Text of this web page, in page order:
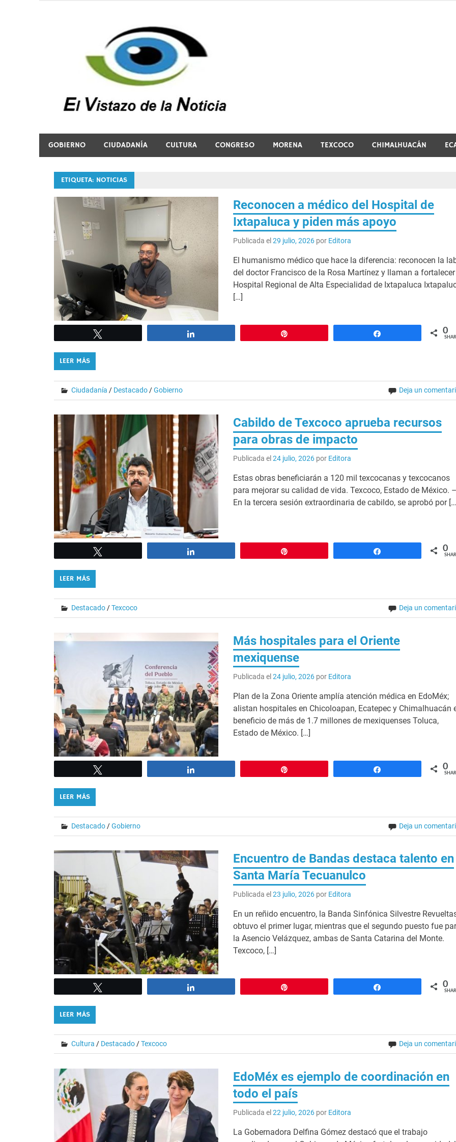
GOBIERNO CIUDADANÍA CULTURA CONGRESO MORENA TEXCOCO CHIMALHUACÁN
ETIQUETA: NOTICIAS
Reconocen a médico del Hospital de
Ixtapaluca y piden más apoyo
Publicada el29 julio, 2026 por Editora
El humanismo médico que hace la diferencia: reconocen la
del doctor Francisco de la Rosa Martínez y llaman a fortalecer
Hospital Regional de Alta Especialidad de Ixtapaluca
[…]
0
LEER MÁS
Ciudadanía / Destacado/Gobierno Deja un
Cabildo de Texcoco aprueba recursos
para obras de impacto
Publicada el24 julio, 2026 por Editora
Estas obras beneficiarán a 120 mil texcocanas y texcocanos
para mejorar su calidad de vida. Texcoco, Estado de México. –
En la tercera sesión extraordinaria de cabildo, se aprobó por
0
LEER MÁS
Destacado/Texcoco Deja un
Más hospitales para el Oriente
mexiquense
Publicada el24 julio, 2026 por Editora
Plan de la Zona Oriente amplía atención médica en EdoMéx;
alistan hospitales en Chicoloapan, Ecatepec y Chimalhuacán
beneficio de más de 1.7 millones de mexiquenses Toluca,
Estado de México. […]
0
LEER MÁS
Destacado/Gobierno Deja un
Encuentro de Bandas destaca talento en
Santa María Tecuanulco
Publicada el23 julio, 2026 por Editora
En un reñido encuentro, la Banda Sinfónica Silvestre
obtuvo el primer lugar, mientras que el segundo puesto fue
la Asencio Velázquez, ambas de Santa Catarina del Monte.
Texcoco, […]
0
LEER MÁS
Cultura / Destacado/Texcoco Deja un
EdoMéx es ejemplo de coordinación en
todo el país
Publicada el22 julio, 2026 por Editora
La Gobernadora Delfina Gómez destacó que el trabajo